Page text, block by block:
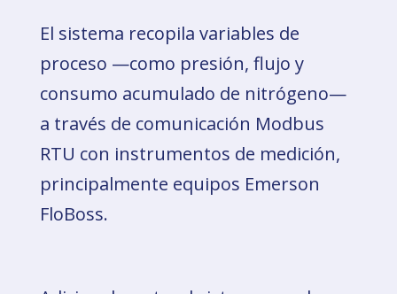
El sistema recopila variables de
proceso —como presión, flujo y
consumo acumulado de nitrógeno—
a través de comunicación Modbus
RTU con instrumentos de medición,
principalmente equipos Emerson
FloBoss.